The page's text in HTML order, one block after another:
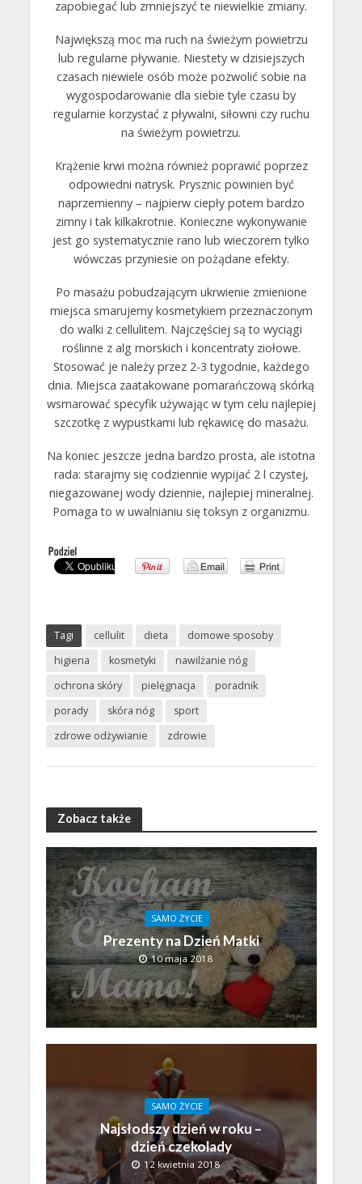
zapobiegać lub zmniejszyć te niewielkie zmiany.
Największą moc ma ruch na świeżym powietrzu
lub regularne pływanie. Niestety w dzisiejszych
czasach niewiele osób może pozwolić sobie na
wygospodarowanie dla siebie tyle czasu by
regularnie korzystać z pływalni, siłowni czy ruchu
na świeżym powietrzu.
Krążenie krwi można również poprawić poprzez
odpowiedni natrysk. Prysznic powinien być
naprzemienny – najpierw ciepły potem bardzo
zimny i tak kilkakrotnie. Konieczne wykonywanie
jest go systematycznie rano lub wieczorem tylko
wówczas przyniesie on pożądane efekty.
Po masażu pobudzającym ukrwienie zmienione
miejsca smarujemy kosmetykiem przeznaczonym
do walki z cellulitem. Najczęściej są to wyciągi
roślinne z alg morskich i koncentraty ziołowe.
Stosować je należy przez 2-3 tygodnie, każdego
dnia. Miejsca zaatakowane pomarańczową skórką
wsmarować specyfik używając w tym celu najlepiej
szczotkę z wypustkami lub rękawicę do masażu.
Na koniec jeszcze jedna bardzo prosta, ale istotna
rada: starajmy się codziennie wypijać 2 l czystej,
niegazowanej wody dziennie, najlepiej mineralnej.
Pomaga to w uwalnianiu się toksyn z organizmu.
Tagi cellulit dieta
domowe sposoby
higiena
kosmetyki
nawilżanie nóg
ochrona skóry
pielęgnacja
poradnik
porady
skóra nóg
sport
zdrowe odżywianie
zdrowie
Zobacz także
SAMO ŻYCIE
Prezenty na Dzień Matki
10 maja 2018
SAMO ŻYCIE
Najsłodszy dzień w roku –
dzień czekolady
12 kwietnia 2018